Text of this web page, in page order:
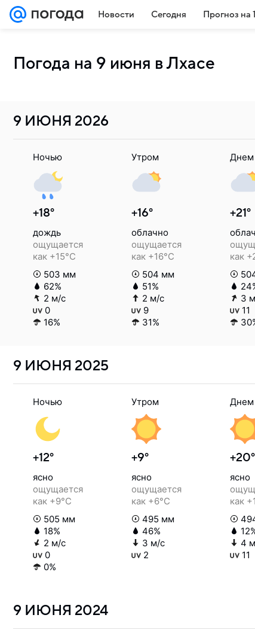
Новости Сегодня Прогноз на
Погода на 9 июня в Лхасе
9 ИЮНЯ 2026
Ночью
+18°
дождь
ощущается
как +15°C
503 мм
62%
2 м/с
0
16%
Утром
+16°
облачно
ощущается
как +16°C
504 мм
51%
2 м/с
9
31%
Днем
+21°
как
3
11
9 ИЮНЯ 2025
Ночью
+12°
ясно
ощущается
как +9°C
505 мм
18%
2 м/с
0
0%
Утром
+9°
ясно
ощущается
как +6°C
495 мм
46%
3 м/с
2
Днем
+20°
ясно
как
4
11
9 ИЮНЯ 2024